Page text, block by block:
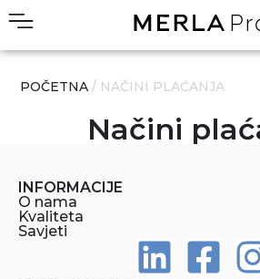
POČETNA / NAČINI PLAĆANJA
Načini
INFORMACIJE
O nama
Kvaliteta
Savjeti